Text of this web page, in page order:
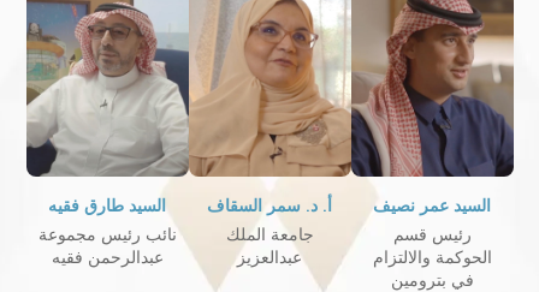
السيد عمر نصيف
رئيس قسم
الحوكمة والالتزام
في بترومين
أ. د. سمر السقاف
جامعة الملك
عبدالعزيز
السيد طارق فقيه
نائب رئيس مجموعة
عبدالرحمن فقيه